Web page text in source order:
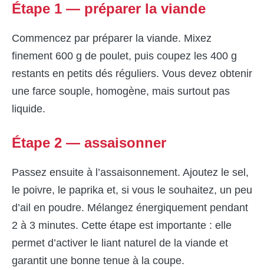
Étape 1 — préparer la viande
Commencez par préparer la viande. Mixez
finement 600 g de poulet, puis coupez les 400 g
restants en petits dés réguliers. Vous devez obtenir
une farce souple, homogène, mais surtout pas
liquide.
Étape 2 — assaisonner
Passez ensuite à l’assaisonnement. Ajoutez le sel,
le poivre, le paprika et, si vous le souhaitez, un peu
d’ail en poudre. Mélangez énergiquement pendant
2 à 3 minutes. Cette étape est importante : elle
permet d’activer le liant naturel de la viande et
garantit une bonne tenue à la coupe.